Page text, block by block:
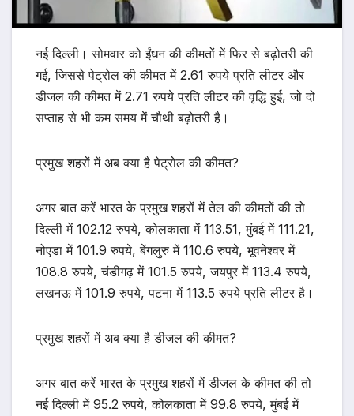
नई दिल्ली। सोमवार को ईंधन की कीमतों में फिर से बढ़ोतरी की
गई, जिससे पेट्रोल की कीमत में 2.61 रुपये प्रति लीटर और
डीजल की कीमत में 2.71 रुपये प्रति लीटर की वृद्धि हुई, जो दो
सप्ताह से भी कम समय में चौथी बढ़ोतरी है।
प्रमुख शहरों में अब क्या है पेट्रोल की कीमत?
अगर बात करें भारत के प्रमुख शहरों में तेल की कीमतों की तो
दिल्ली में 102.12 रुपये, कोलकाता में 113.51, मुंबई में 111.21,
नोएडा में 101.9 रुपये, बेंगलुरु में 110.6 रुपये, भूवनेश्वर में
108.8 रुपये, चंडीगढ़ में 101.5 रुपये, जयपुर में 113.4 रुपये,
लखनऊ में 101.9 रुपये, पटना में 113.5 रुपये प्रति लीटर है।
प्रमुख शहरों में अब क्या है डीजल की कीमत?
अगर बात करें भारत के प्रमुख शहरों में डीजल के कीमत की तो
नई दिल्ली में 95.2 रुपये, कोलकाता में 99.8 रुपये, मुंबई में